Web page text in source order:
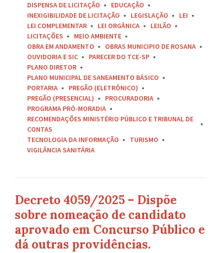
DISPENSA DE LICITAÇÃO
EDUCAÇÃO
INEXIGIBILIDADE DE LICITAÇÃO
LEGISLAÇÃO
LEI
LEI COMPLEMENTAR
LEI ORGÂNICA
LEILÃO
LICITAÇÕES
MEIO AMBIENTE
OBRA EM ANDAMENTO
OBRAS MUNICIPIO DE ROSANA
OUVIDORIA E SIC
PARECER DO TCE-SP
PLANO DIRETOR
PLANO MUNICIPAL DE SANEAMENTO BÁSICO
PORTARIA
PREGÃO (ELETRÔNICO)
PREGÃO (PRESENCIAL)
PROCURADORIA
PROGRAMA PRÓ-MORADIA
RECOMENDAÇÕES MINISTÉRIO PÚBLICO E TRIBUNAL DE
CONTAS
TECNOLOGIA DA INFORMAÇÃO
TURISMO
VIGILÂNCIA SANITÁRIA
Decreto 4059/2025 – Dispõe
sobre nomeação de candidato
aprovado em Concurso Público e
dá outras providências.